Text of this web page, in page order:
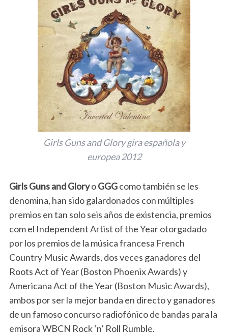
Girls Guns and Glory gira española y
europea 2012
Girls Guns and GloryoGGGcomo también se les
denomina, han sido galardonados con múltiples
premios en tan solo seis años de existencia, premios
com el Independent Artist of the Year otorgadado
por los premios de la música francesa French
Country Music Awards, dos veces ganadores del
Roots Act of Year (Boston Phoenix Awards) y
Americana Act of the Year (Boston Music Awards),
ambos por ser la mejor banda en directo y ganadores
de un famoso concurso radiofónico de bandas para la
emisora WBCN Rock ‘n’ Roll Rumble.